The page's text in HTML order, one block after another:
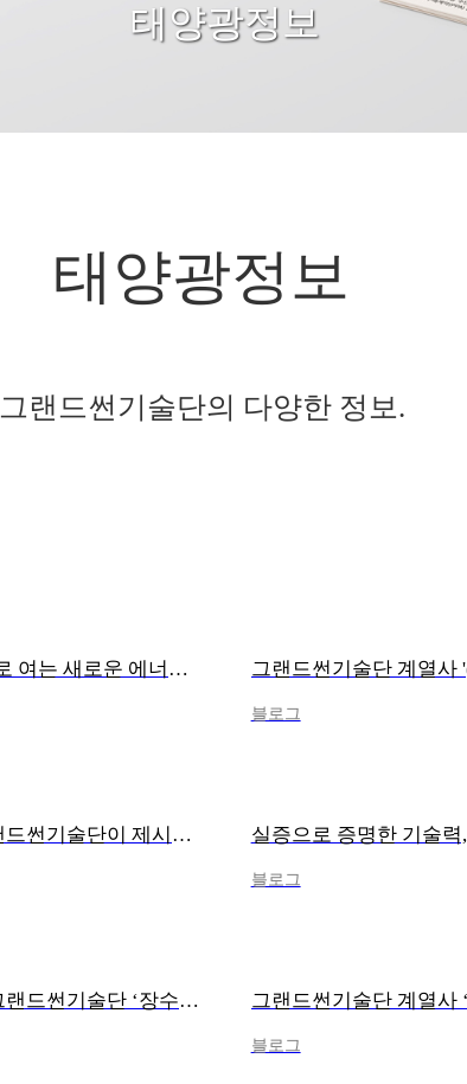
태양광정보
태양광정보
그랜드썬기술단의 다양한 정보.
그랜드썬기술단, ‘햇빛·바람 연금’ 제도 본격화로 여는 새로운 에너지 복지의 시대
블로그
계통 포화 시대, 해답은 자가소비형 태양광, 그랜드썬기술단이 제시하는 현실적 대안 실증으로 증명한 기술
블로그
태양광, 건물의 생애주기와 함께 가는 에너지, 그랜드썬기술단 ‘장수명 BIPV’
블로그